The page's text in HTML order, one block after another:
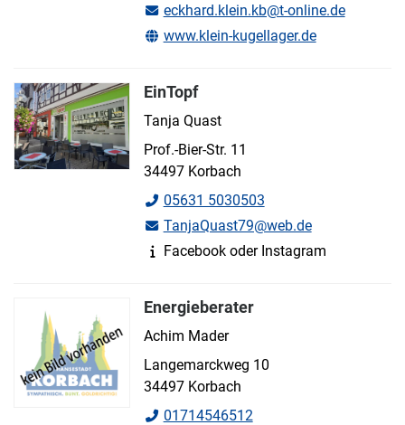
eckhard.klein.kb@t-online.de
www.klein-kugellager.de
EinTopf
Tanja Quast
Prof.-Bier-Str. 11
34497 Korbach
05631 5030503
TanjaQuast79@web.de
Facebook oder Instagram
Energieberater
Achim Mader
Langemarckweg 10
34497 Korbach
01714546512